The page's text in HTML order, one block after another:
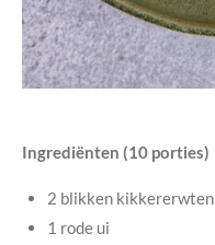
Ingrediënten (10 porties)
2 blikken kikkererwten
1 rode ui